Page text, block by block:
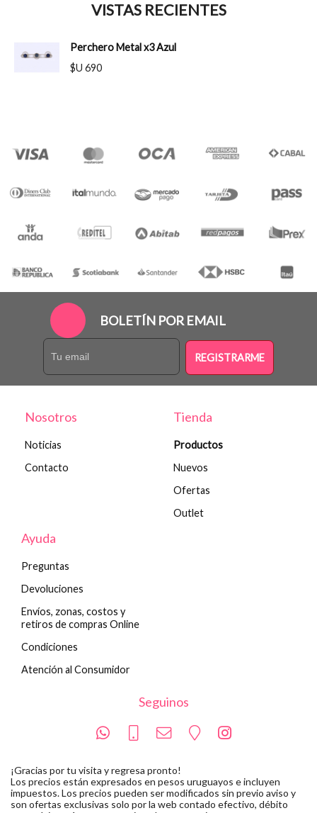
VISTAS RECIENTES
Perchero Metal x3 Azul
$U 690
BOLETÍN POR EMAIL
REGISTRARME
Nosotros
Noticias
Contacto
Tienda
Productos
Nuevos
Ofertas
Outlet
Ayuda
Preguntas
Devoluciones
Envíos, zonas, costos y
retiros de compras Online
Condiciones
Atención al Consumidor
Seguinos
¡Gracias por tu visita y regresa pronto!
Los precios están expresados en pesos uruguayos e incluyen
impuestos. Los precios pueden ser modificados sin previo aviso y
son ofertas exclusivas solo por la web contado efectivo, débito